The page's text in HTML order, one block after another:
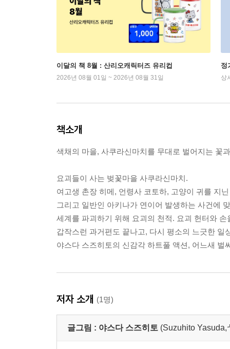
이달의 책 8월 : 산리오캐릭터즈 유리컵
2026년 08월 01일 ~ 2026년 08월 31일
정
상
책소개
색채의 마을, 사쿠라신마치를 무대로 벌어지는 꽃
요괴들이 사는 벚꽃마을 사쿠라신마치.
여고생 촌장 히메, 언령사 코토하, 고양이 귀를 지
그리고 일반인 아키나가 연이어 발생하는 사건에
세계를 파괴하기 위해 요괴의 천적. 요괴 헌터와
갑작스런 과거편도 끝나고, 다시 평소의 느긋한 일
야스다 스즈히토의 신감각 하트풀 액션, 어느새 벌
저자 소개 (1명)
글그림 : 야스다 스즈히토 (Suzuhito Yasuda,